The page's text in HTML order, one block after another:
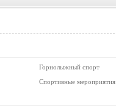
Горнолыжный спорт
Спортивные мероприятия